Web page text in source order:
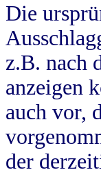
Die
z.B. nach
anzeigen
auch vor,
der